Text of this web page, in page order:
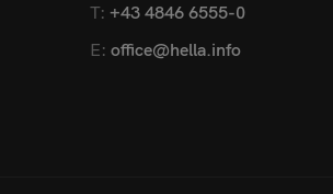
T: +43 4846 6555-0
E: office@hella.info